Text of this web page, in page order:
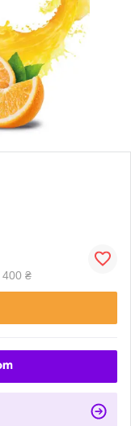
400 ₴